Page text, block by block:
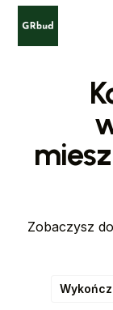
Zobaczysz